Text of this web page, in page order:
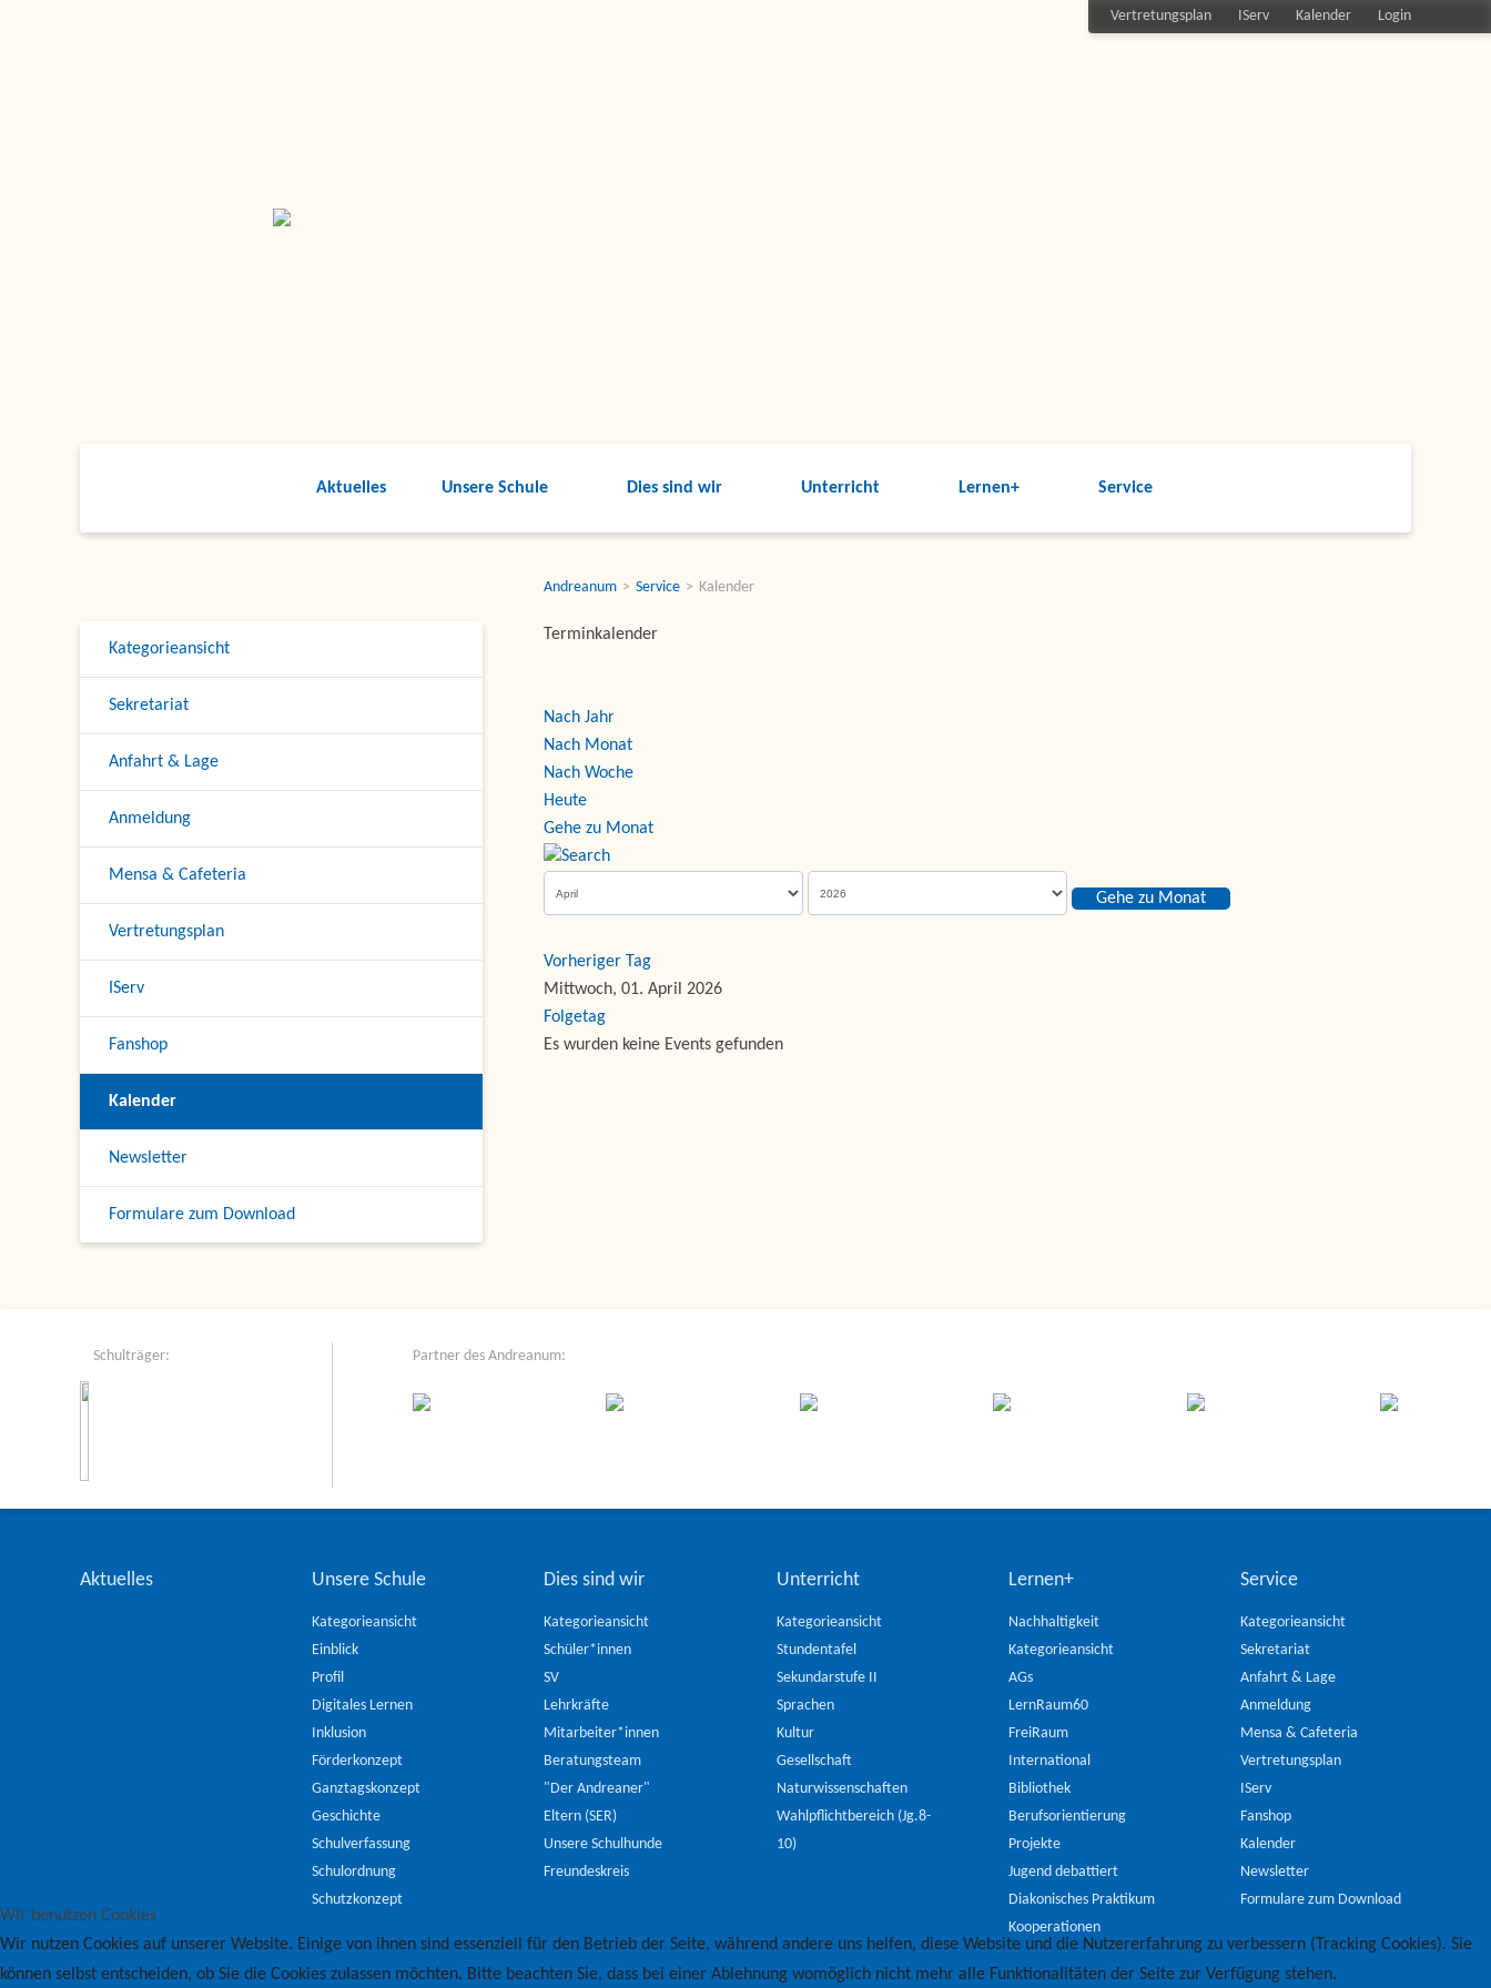
Vertretungsplan IServ Kalender Login
Aktuelles Unsere Schule Dies sind wir Unterricht Lernen+ Service
Kategorieansicht
Sekretariat
Anfahrt & Lage
Anmeldung
Mensa & Cafeteria
Vertretungsplan
IServ
Fanshop
Kalender
Newsletter
Formulare zum Download
Andreanum Service Kalender
Terminkalender
Nach Jahr
Nach Monat
Nach Woche
Heute
Gehe zu Monat
Gehe zu Monat
Vorheriger Tag
Mittwoch, 01. April 2026
Folgetag
Es wurden keine Events gefunden
Schulträger: Partner des Andreanum:
Aktuelles Unsere Schule
Kategorieansicht
Einblick
Profil
Digitales Lernen
Inklusion
Förderkonzept
Ganztagskonzept
Geschichte
Schulverfassung
Schulordnung
Schutzkonzept
Dies sind wir
Kategorieansicht
Schüler*innen
SV
Lehrkräfte
Mitarbeiter*innen
Beratungsteam
"Der Andreaner"
Eltern (SER)
Unsere Schulhunde
Freundeskreis
Unterricht
Kategorieansicht
Stundentafel
Sekundarstufe II
Sprachen
Kultur
Gesellschaft
Naturwissenschaften
Wahlpflichtbereich (Jg.8-
10)
Lernen+
Nachhaltigkeit
Kategorieansicht
AGs
LernRaum60
FreiRaum
International
Bibliothek
Berufsorientierung
Projekte
Jugend debattiert
Diakonisches Praktikum
Kooperationen
Service
Kategorieansicht
Sekretariat
Anfahrt & Lage
Anmeldung
Mensa & Cafeteria
Vertretungsplan
IServ
Fanshop
Kalender
Newsletter
Formulare zum Download
Wir benutzen Cookies
Wir nutzen Cookies auf unserer Website. Einige von ihnen sind essenziell für den Betrieb der Seite, während andere uns helfen, diese Website und die Nutzererfahrung zu verbessern (Tracking Cookies). Sie
können selbst entscheiden, ob Sie die Cookies zulassen möchten. Bitte beachten Sie, dass bei einer Ablehnung womöglich nicht mehr alle Funktionalitäten der Seite zur Verfügung stehen.